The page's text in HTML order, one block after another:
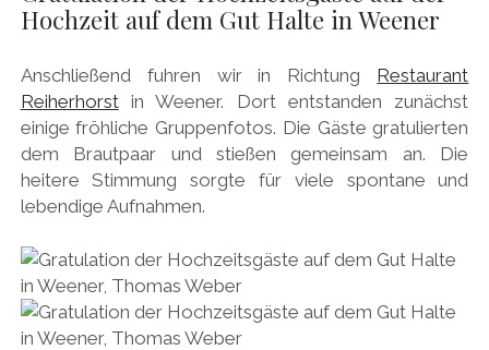
Hochzeit auf dem Gut Halte in Weener
Anschließend fuhren wir in Richtung Restaurant
Reiherhorstin Weener. Dort entstanden zunächst
einige fröhliche Gruppenfotos. Die Gäste gratulierten
dem Brautpaar und stießen gemeinsam an. Die
heitere Stimmung sorgte für viele spontane und
lebendige Aufnahmen.